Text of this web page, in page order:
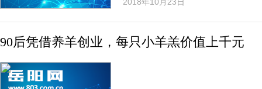
90后凭借养羊创业，每只小羊羔价值上千元